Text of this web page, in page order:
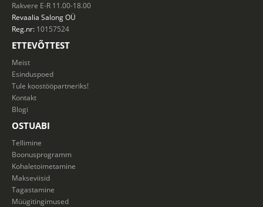
Rakvere E-R 11.00-18.00
Revaalia SalongOÜ
Reg.nr: 10157524
ETTEVÕTTEST
Meist
Esinduspoed
Tule koostööpartneriks!
Kontakt
Blogi
OSTUABI
Tellimine
Boonusprogramm
Kohaletoimetamine
Makseviisid
Tagastamine
Müügitingimused